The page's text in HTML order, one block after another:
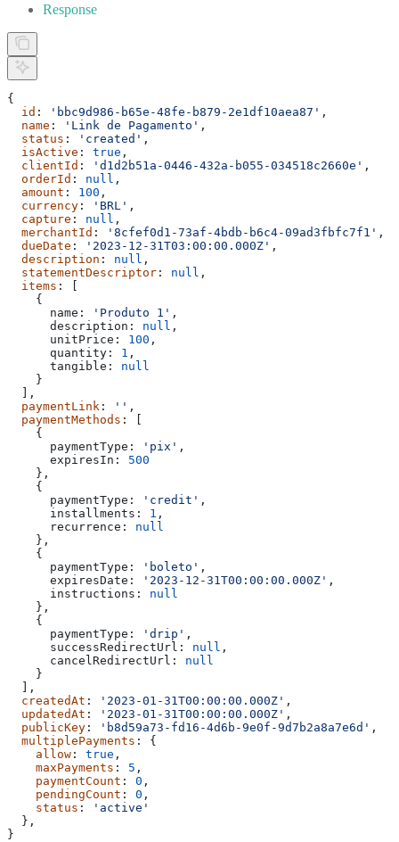
Response
{
  id
: 'bbc9d986-b65e-48fe-b879-2e1df10aea87' ,
  name
: 'Link de Pagamento' ,
  status
: 'created' ,
  isActive
: true ,
  clientId
: 'd1d2b51a-0446-432a-b055-034518c2660e' ,
  orderId
: null ,
  amount
: 100 ,
  currency
: 'BRL' ,
  capture
: null ,
  merchantId
: '8cfef0d1-73af-4bdb-b6c4-09ad3fbfc7f1' ,
  dueDate
: '2023-12-31T03:00:00.000Z' ,
  description
: null ,
  statementDescriptor
: null ,
  items
: [
    {
      name:
'Produto 1' ,
      description:
null ,
      unitPrice:
100 ,
      quantity:
1 ,
      tangible:
null
    }
  ],
  paymentLink
: '' ,
  paymentMethods
: [
    {
      paymentType:
'pix' ,
      expiresIn:
500
    },
    {
      paymentType:
'credit' ,
      installments:
1 ,
      recurrence:
null
    },
    {
      paymentType:
'boleto' ,
      expiresDate:
'2023-12-31T00:00:00.000Z' ,
      instructions:
null
    },
    {
      paymentType:
'drip' ,
      successRedirectUrl:
null ,
      cancelRedirectUrl:
null
    }
  ],
  createdAt
: '2023-01-31T00:00:00.000Z' ,
  updatedAt
: '2023-01-31T00:00:00.000Z' ,
  publicKey
: 'b8d59a73-fd16-4d6b-9e0f-9d7b2a8a7e6d' ,
  multiplePayments
: {
    allow
: true ,
    maxPayments
: 5 ,
    paymentCount
: 0 ,
    pendingCount
: 0 ,
    status
:
'active'
  },
}